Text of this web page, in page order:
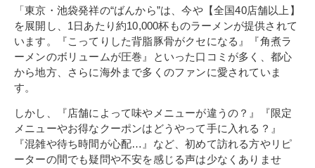
「東京・池袋発祥の“ばんから”は、今や【全国40店舗以上】
を展開し、1日あたり約10,000杯ものラーメンが提供されて
います。『こってりした背脂豚骨がクセになる』『角煮ラ
ーメンのボリュームが圧巻』といった口コミが多く、都心
から地方、さらに海外まで多くのファンに愛されていま
す。
しかし、『店舗によって味やメニューが違うの？』『限定
メニューやお得なクーポンはどうやって手に入れる？』
『混雑や待ち時間が心配…』など、初めて訪れる方やリピ
ーターの間でも疑問や不安を感じる声は少なくありませ